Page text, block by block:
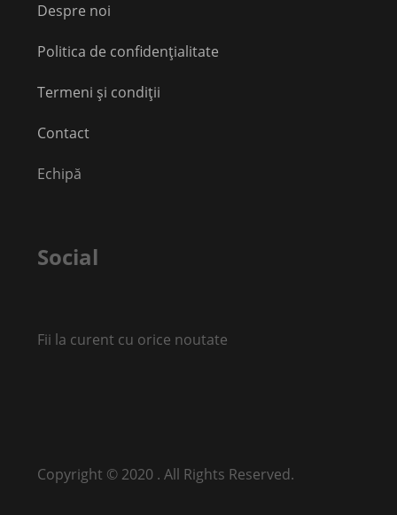
Despre noi
Politica de confidențialitate
Termeni și condiții
Contact
Echipă
Social
Fii la curent cu orice noutate
Copyright © 2020 . All Rights Reserved.